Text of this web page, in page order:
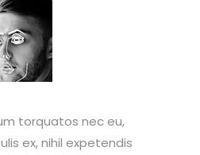
torquatos nec eu,
ex, nihil expetendis